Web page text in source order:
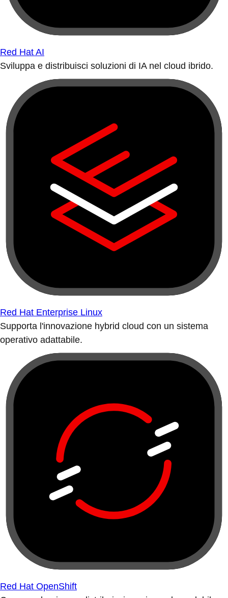
Red Hat AI
Sviluppa e distribuisci soluzioni di IA nel cloud ibrido.
Red Hat Enterprise Linux
Supporta l'innovazione hybrid cloud con un sistema
operativo adattabile.
Red Hat OpenShift